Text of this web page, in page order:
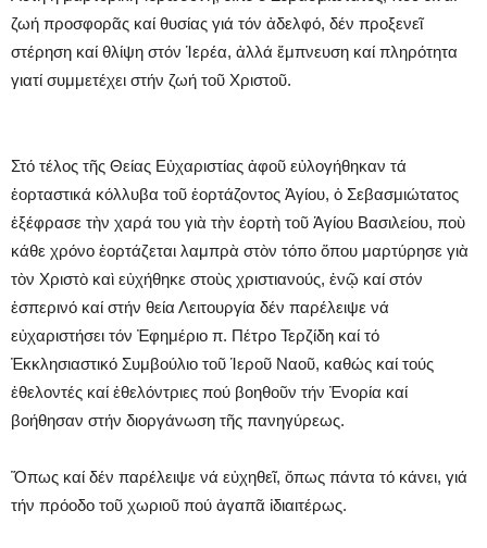
ζωή προσφορᾶς καί θυσίας γιά τόν ἀδελφό, δέν προξενεῖ
στέρηση καί θλίψη στόν Ἱερέα, ἀλλά ἔμπνευση καί πληρότητα
γιατί συμμετέχει στήν ζωή τοῦ Χριστοῦ.
Στό τέλος τῆς Θείας Εὐχαριστίας ἀφοῦ εὐλογήθηκαν τά
ἑορταστικά κόλλυβα τοῦ ἑορτάζοντος Ἁγίου, ὁ Σεβασμιώτατος
ἐξέφρασε τὴν χαρά του γιὰ τὴν ἑορτὴ τοῦ Ἁγίου Βασιλείου, ποὺ
κάθε χρόνο ἑορτάζεται λαμπρὰ στὸν τόπο ὅπου μαρτύρησε γιὰ
τὸν Χριστὸ καὶ εὐχήθηκε στοὺς χριστιανούς, ἐνῷ καί στόν
ἑσπερινό καί στήν θεία Λειτουργία δέν παρέλειψε νά
εὐχαριστήσει τόν Ἐφημέριο π. Πέτρο Τερζίδη καί τό
Ἐκκλησιαστικό Συμβούλιο τοῦ Ἱεροῦ Ναοῦ, καθώς καί τούς
ἐθελοντές καί ἐθελόντριες πού βοηθοῦν τήν Ἐνορία καί
βοήθησαν στήν διοργάνωση τῆς πανηγύρεως.
Ὅπως καί δέν παρέλειψε νά εὐχηθεῖ, ὅπως πάντα τό κάνει, γιά
τήν πρόοδο τοῦ χωριοῦ πού ἀγαπᾶ ἰδιαιτέρως.